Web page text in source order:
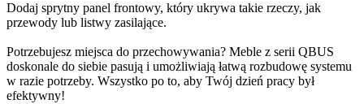
Dodaj sprytny panel frontowy, który ukrywa takie rzeczy, jak
przewody lub listwy zasilające.
Potrzebujesz miejsca do przechowywania? Meble z serii QBUS
doskonale do siebie pasują i umożliwiają łatwą rozbudowę systemu
w razie potrzeby. Wszystko po to, aby Twój dzień pracy był
efektywny!